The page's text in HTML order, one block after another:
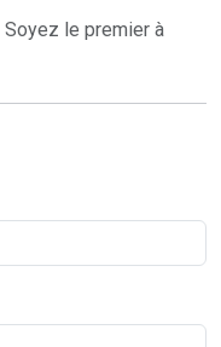
Soyez le premier à